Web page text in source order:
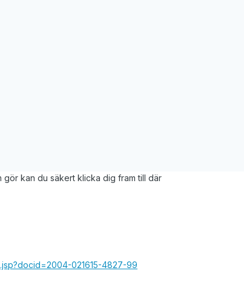
kan du säkert klicka dig fram till där
021615-4827-99